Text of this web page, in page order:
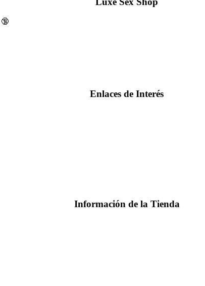
🔞
Enlaces de Interés
Información de la Tienda